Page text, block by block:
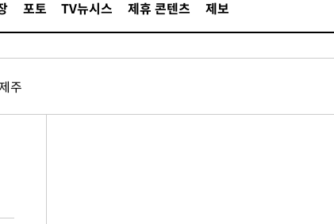
포토 TV뉴시스 제휴 콘텐츠 제보
주